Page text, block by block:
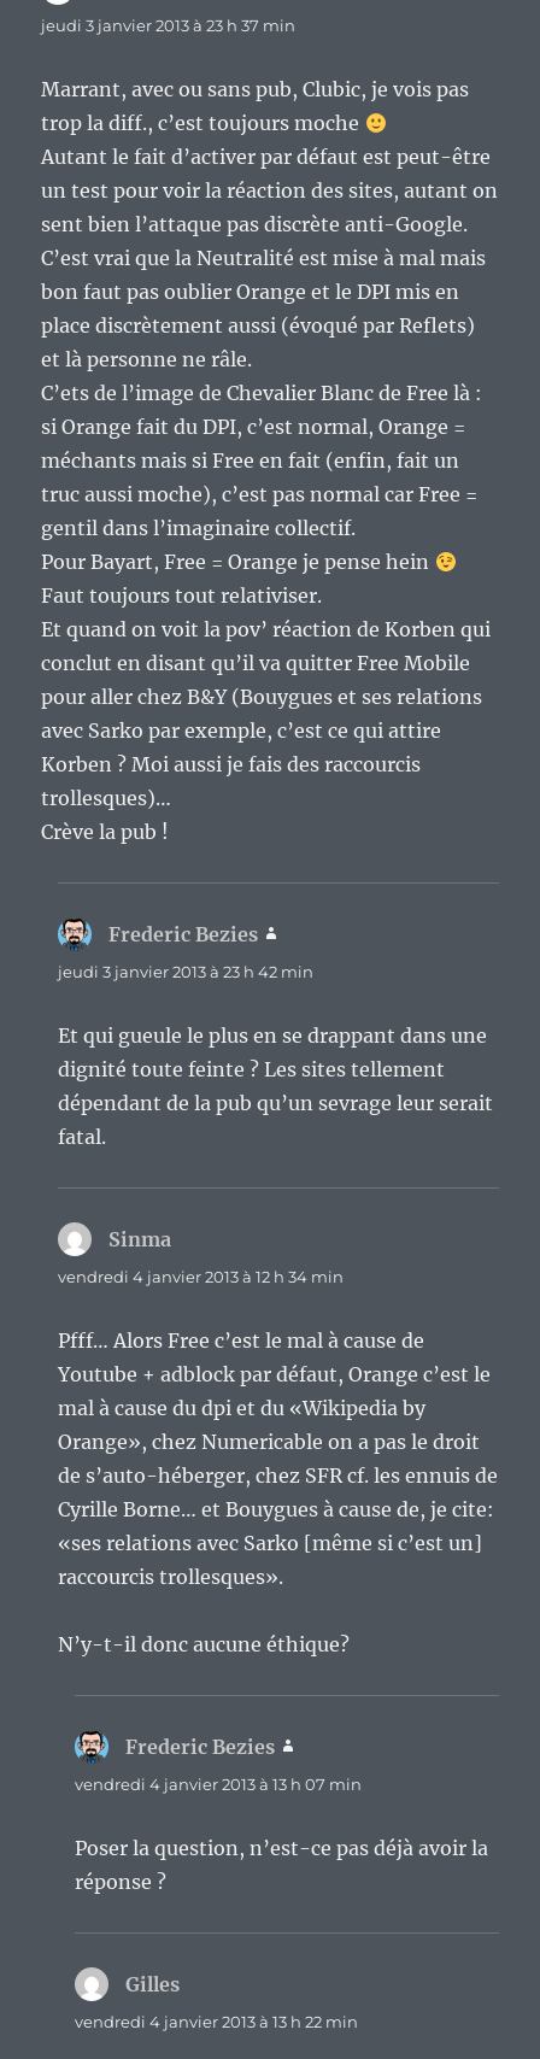
jeudi 3 janvier 2013 à 23 h 37 min
Marrant, avec ou sans pub, Clubic, je vois pas
trop la diff., c’est toujours moche
Autant le fait d’activer par défaut est peut-être
un test pour voir la réaction des sites, autant on
sent bien l’attaque pas discrète anti-Google.
C’est vrai que la Neutralité est mise à mal mais
bon faut pas oublier Orange et le DPI mis en
place discrètement aussi (évoqué par Reflets)
et là personne ne râle.
C’ets de l’image de Chevalier Blanc de Free là :
si Orange fait du DPI, c’est normal, Orange =
méchants mais si Free en fait (enfin, fait un
truc aussi moche), c’est pas normal car Free =
gentil dans l’imaginaire collectif.
Pour Bayart, Free = Orange je pense hein
Faut toujours tout relativiser.
Et quand on voit la pov’ réaction de Korben qui
conclut en disant qu’il va quitter Free Mobile
pour aller chez B&Y (Bouygues et ses relations
avec Sarko par exemple, c’est ce qui attire
Korben ? Moi aussi je fais des raccourcis
trollesques)…
Crève la pub !
Frederic Bezies
jeudi 3 janvier 2013 à 23 h 42 min
Et qui gueule le plus en se drappant dans une
dignité toute feinte ? Les sites tellement
dépendant de la pub qu’un sevrage leur serait
fatal.
Sinma
vendredi 4 janvier 2013 à 12 h 34 min
Pfff… Alors Free c’est le mal à cause de
Youtube + adblock par défaut, Orange c’est le
mal à cause du dpi et du «Wikipedia by
Orange», chez Numericable on a pas le droit
de s’auto-héberger, chez SFR cf. les ennuis de
Cyrille Borne… et Bouygues à cause de, je cite:
«ses relations avec Sarko [même si c’est un]
raccourcis trollesques».
N’y-t-il donc aucune éthique?
Frederic Bezies
vendredi 4 janvier 2013 à 13 h 07 min
Poser la question, n’est-ce pas déjà avoir la
réponse ?
Gilles
vendredi 4 janvier 2013 à 13 h 22 min